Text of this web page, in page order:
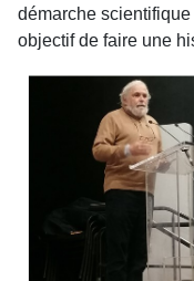
démarche
objectif de faire une